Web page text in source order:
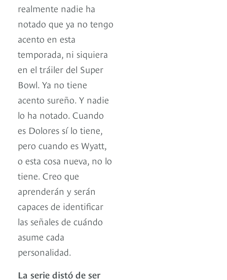
realmente nadie ha
notado que ya no tengo
acento en esta
temporada, ni siquiera
en el tráiler del Super
Bowl. Ya no tiene
acento sureño. Y nadie
lo ha notado. Cuando
es Dolores sí lo tiene,
pero cuando es Wyatt,
o esta cosa nueva, no lo
tiene. Creo que
aprenderán y serán
capaces de identificar
las señales de cuándo
asume cada
personalidad.
La serie distó de ser